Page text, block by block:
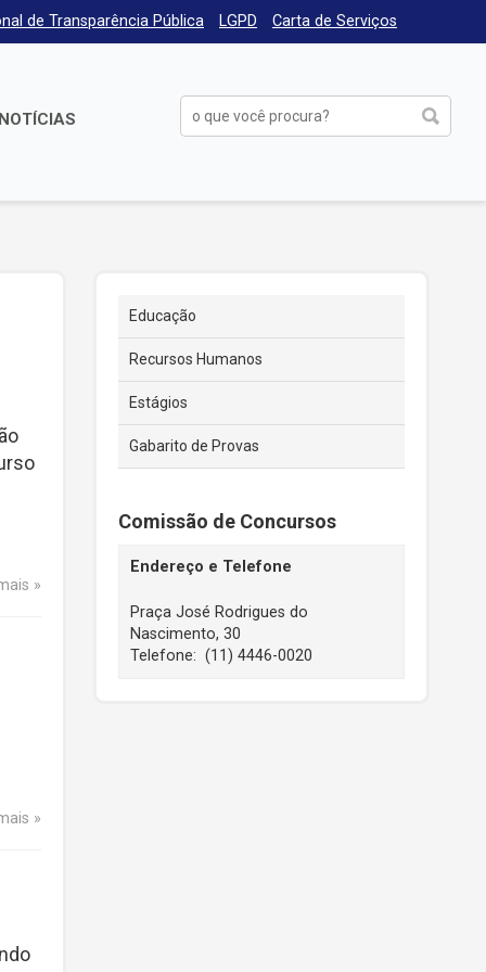
de Transparência Pública LGPD Carta de Serviços
NOTÍCIAS
Educação
Recursos Humanos
Estágios
Gabarito de Provas
Comissão de Concursos
Endereço e Telefone
Praça José Rodrigues do
Nascimento, 30
Telefone: (11) 4446-0020